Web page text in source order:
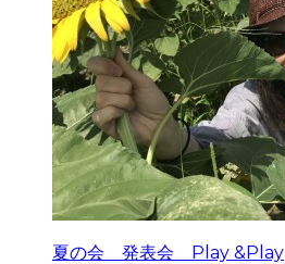
夏の会 発表会 Play &Play